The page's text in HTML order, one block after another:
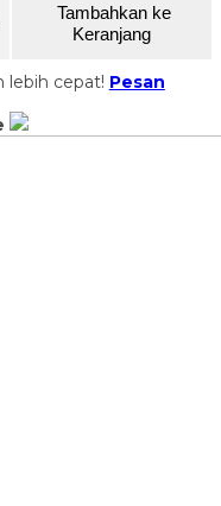
Tambahkan ke
Keranjang
lebih cepat! Pesan